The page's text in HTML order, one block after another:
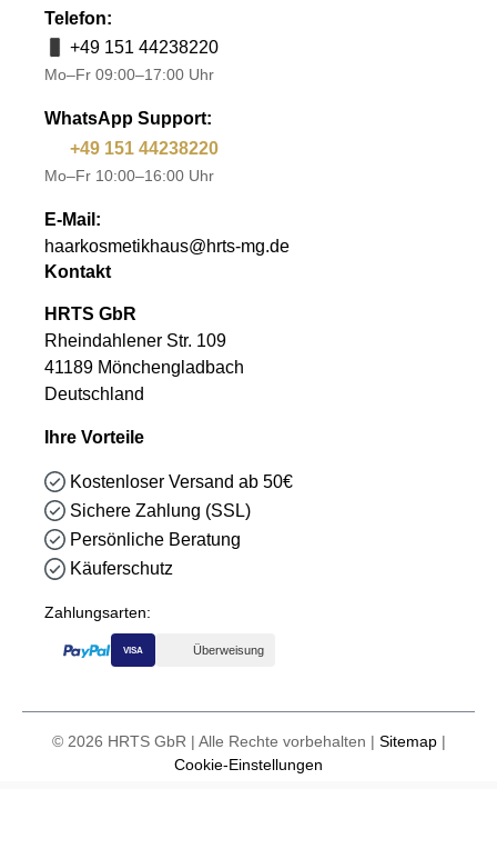
Telefon:
+49 151 44238220
Mo–Fr 09:00–17:00 Uhr
WhatsApp Support:
+49 151 44238220
Mo–Fr 10:00–16:00 Uhr
E-Mail:
haarkosmetikhaus@hrts-mg.de
Kontakt
HRTS GbR
Rheindahlener Str. 109
41189 Mönchengladbach
Deutschland
Ihre Vorteile
Kostenloser Versand ab 50€
Sichere Zahlung (SSL)
Persönliche Beratung
Käuferschutz
Zahlungsarten:
VISA Überweisung
© 2026 HRTS GbR | Alle Rechte vorbehalten | Sitemap|
Cookie-Einstellungen